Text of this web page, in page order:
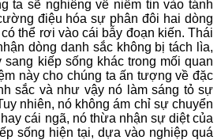
ta sẽ nghiêng về niềm tin vào tánh
điệu hóa sự phân đôi hai dòng
thể rơi vào cái bẫy đoạn kiến. Thái
dòng danh sắc không bị tách lìa,
kiếp sống khác trong mối quan
này cho chúng ta ấn tượng về đặc
sắc và như vậy nó làm sáng tỏ sự
nhiên, nó không ám chỉ sự chuyển
cái ngã, nó thừa nhận sự diệt của
sống hiện tại, dựa vào nghiệp quá